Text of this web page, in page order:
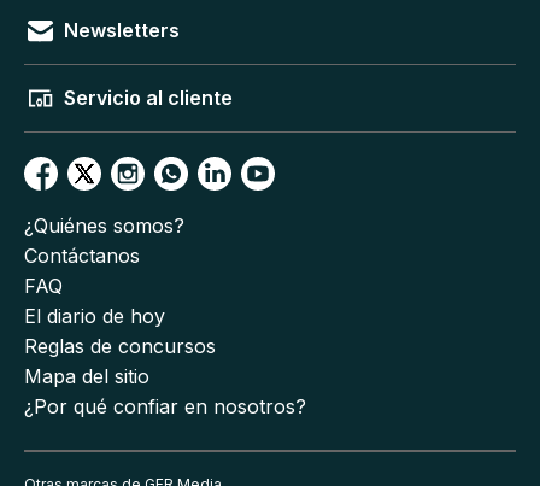
Newsletters
Servicio al cliente
¿Quiénes somos?
Contáctanos
FAQ
El diario de hoy
Reglas de concursos
Mapa del sitio
¿Por qué confiar en nosotros?